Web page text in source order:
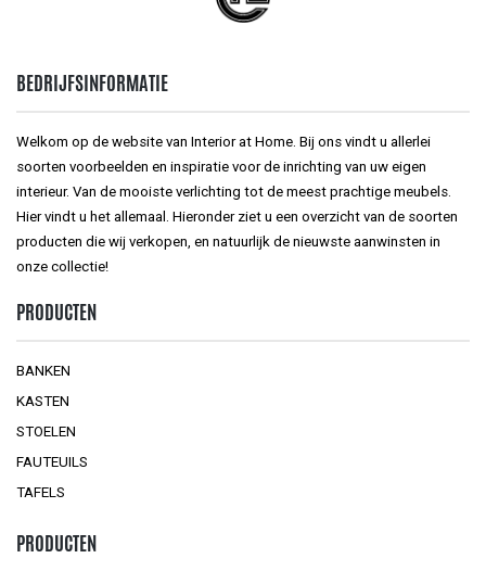
BEDRIJFSINFORMATIE
Welkom op de website van Interior at Home. Bij ons vindt u allerlei
soorten voorbeelden en inspiratie voor de inrichting van uw eigen
interieur. Van de mooiste verlichting tot de meest prachtige meubels.
Hier vindt u het allemaal. Hieronder ziet u een overzicht van de soorten
producten die wij verkopen, en natuurlijk de nieuwste aanwinsten in
onze collectie!
PRODUCTEN
BANKEN
KASTEN
STOELEN
FAUTEUILS
TAFELS
PRODUCTEN